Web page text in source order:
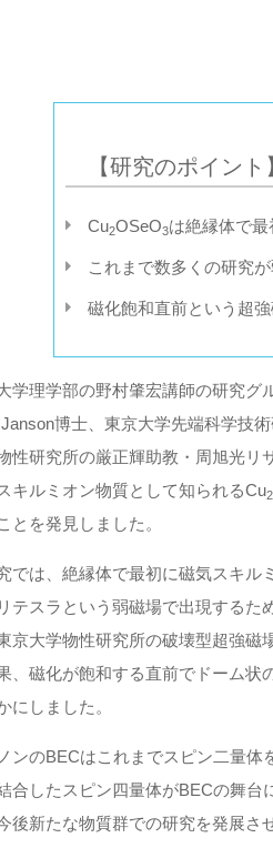
【研究のポイント
Cu2OSeO3は絶縁体で
これまで数多くの研究
磁化飽和直前という超
学理学部の野村肇宏講師の研究グ
博士、東京大学先端科学技
性研究所の厳正輝助教・周旭光リ
キルミオン物質として知られるCu2
とを発見しました。
では、絶縁体で最初に磁気スキル
テスラという弱磁場で出現するた
京大学物性研究所の破壊型超強磁
、磁化が飽和する直前でドーム状
にしました。
ンのBECはこれまでスピン二量
合したスピン四量体がBECの舞
後新たな物質群での研究を発展さ